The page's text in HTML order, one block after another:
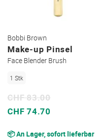
Bobbi Brown
Make-up Pinsel
Face Blender Brush
1 Stk
Sonderpreis
CHF 74.70
CHF 83.00
📦 An Lager, sofort lieferbar